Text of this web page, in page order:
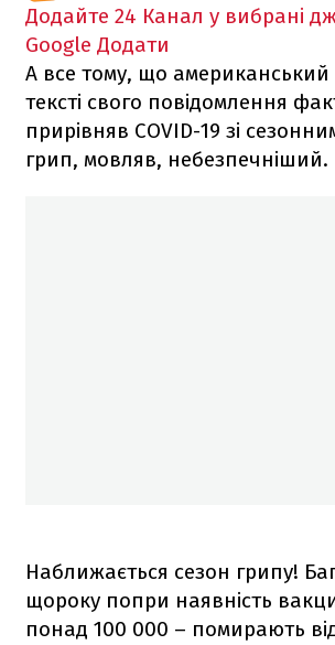
Додайте 24 Канал у вибрані
Google Додати
А все тому, що американський
тексті свого повідомлення
прирівняв COVID-19 зі
грип, мовляв, небезпечніший.
Наближається сезон грипу!
щороку попри наявність
понад 100 000 – помирають